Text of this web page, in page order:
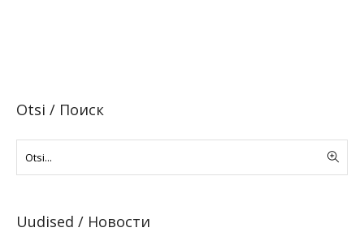
Otsi / Поиск
Uudised / Новости